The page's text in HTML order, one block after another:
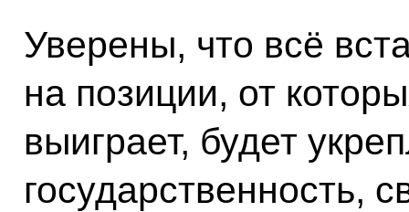
Уверены, что всё
на позиции, от
выиграет, будет
государственность,